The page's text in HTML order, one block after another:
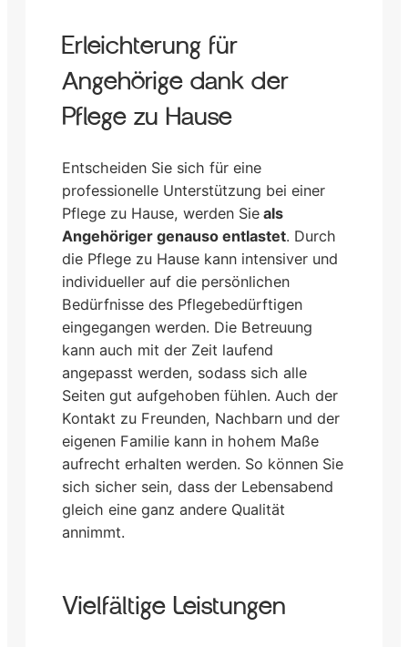
Erleichterung für
Angehörige dank der
Pflege zu Hause
Entscheiden Sie sich für eine
professionelle Unterstützung bei einer
Pflege zu Hause, werden Sie als
Angehöriger genauso entlastet. Durch
die Pflege zu Hause kann intensiver und
individueller auf die persönlichen
Bedürfnisse des Pflegebedürftigen
eingegangen werden. Die Betreuung
kann auch mit der Zeit laufend
angepasst werden, sodass sich alle
Seiten gut aufgehoben fühlen. Auch der
Kontakt zu Freunden, Nachbarn und der
eigenen Familie kann in hohem Maße
aufrecht erhalten werden. So können Sie
sich sicher sein, dass der Lebensabend
gleich eine ganz andere Qualität
annimmt.
Vielfältige Leistungen